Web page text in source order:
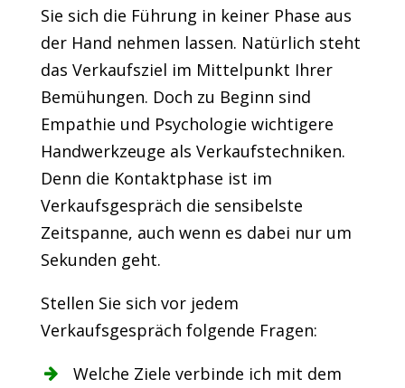
Sie sich die Führung in keiner Phase aus
der Hand nehmen lassen. Natürlich steht
das Verkaufsziel im Mittelpunkt Ihrer
Bemühungen. Doch zu Beginn sind
Empathie und Psychologie wichtigere
Handwerkzeuge als Verkaufstechniken.
Denn die Kontaktphase ist im
Verkaufsgespräch die sensibelste
Zeitspanne, auch wenn es dabei nur um
Sekunden geht.
Stellen Sie sich vor jedem
Verkaufsgespräch folgende Fragen:
Welche Ziele verbinde ich mit dem